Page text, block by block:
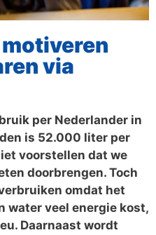
via
per Nederlander in
is 52.000 liter per
voorstellen dat we
doorbrengen. Toch
omdat het
water veel energie kost,
Daarnaast wordt